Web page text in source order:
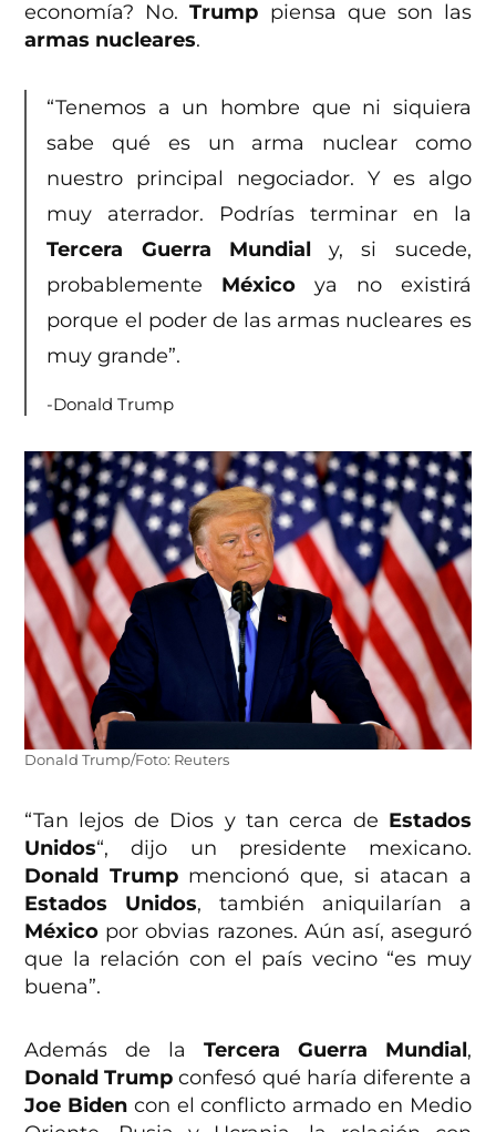
economía? No.Trump piensa que son las
armas nucleares.
“Tenemos a un hombre que ni siquiera
sabe qué es un arma nuclear como
nuestro principal negociador. Y es algo
muy aterrador. Podrías terminar en la
Tercera Guerra Mundial y, si sucede,
probablemente México ya no existirá
porque el poder de las armas nucleares es
muy grande”.
-Donald Trump
Donald Trump/Foto: Reuters
“Tan lejos de Dios y tan cerca de Estados
Unidos“, dijo un presidente mexicano.
Donald Trumpmencionó que, si atacan a
Estados Unidos, también aniquilarían a
México por obvias razones. Aún así, aseguró
que la relación con el país vecino “es muy
buena”.
Además de la Tercera Guerra Mundial,
Donald Trump confesó qué haría diferente a
Joe Biden con el conflicto armado en Medio